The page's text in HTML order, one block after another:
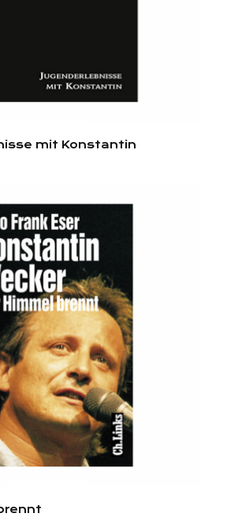
mit Konstantin